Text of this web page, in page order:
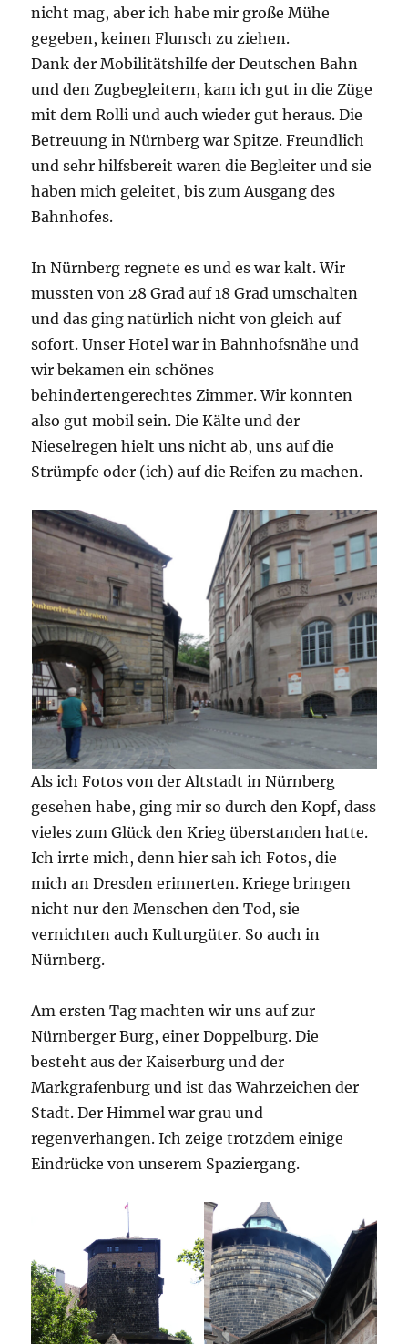
nicht mag, aber ich habe mir große Mühe
gegeben, keinen Flunsch zu ziehen.
Dank der Mobilitätshilfe der Deutschen Bahn
und den Zugbegleitern, kam ich gut in die Züge
mit dem Rolli und auch wieder gut heraus. Die
Betreuung in Nürnberg war Spitze. Freundlich
und sehr hilfsbereit waren die Begleiter und sie
haben mich geleitet, bis zum Ausgang des
Bahnhofes.
In Nürnberg regnete es und es war kalt. Wir
mussten von 28 Grad auf 18 Grad umschalten
und das ging natürlich nicht von gleich auf
sofort. Unser Hotel war in Bahnhofsnähe und
wir bekamen ein schönes
behindertengerechtes Zimmer. Wir konnten
also gut mobil sein. Die Kälte und der
Nieselregen hielt uns nicht ab, uns auf die
Strümpfe oder (ich) auf die Reifen zu machen.
Als ich Fotos von der Altstadt in Nürnberg
gesehen habe, ging mir so durch den Kopf, dass
vieles zum Glück den Krieg überstanden hatte.
Ich irrte mich, denn hier sah ich Fotos, die
mich an Dresden erinnerten. Kriege bringen
nicht nur den Menschen den Tod, sie
vernichten auch Kulturgüter. So auch in
Nürnberg.
Am ersten Tag machten wir uns auf zur
Nürnberger Burg, einer Doppelburg. Die
besteht aus der Kaiserburg und der
Markgrafenburg und ist das Wahrzeichen der
Stadt. Der Himmel war grau und
regenverhangen. Ich zeige trotzdem einige
Eindrücke von unserem Spaziergang.